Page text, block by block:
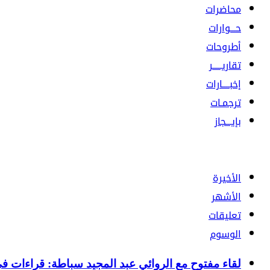
محاضرات
حـــوارات
أطروحات
تقاريـــــر
إخبــــارات
ترجمـات
بإيـــجاز
الأخيرة
الأشهر
تعليقات
الوسوم
لقاء مفتوح مع الروائي عبد المجيد سباطة: قراءات